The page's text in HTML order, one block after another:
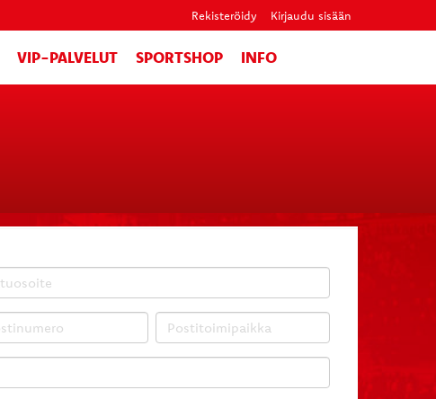
Rekisteröidy Kirjaudu sisään
VIP-PALVELUT SPORTSHOP INFO